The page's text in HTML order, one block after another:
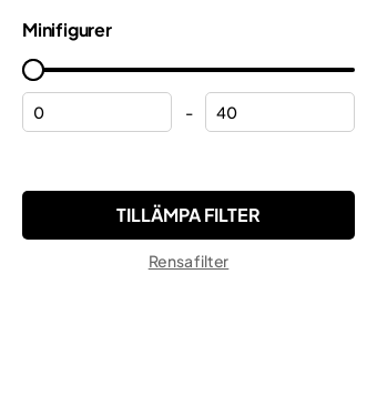
Minifigures
ONE PIECE
Pokemon™
Sonic the Hedgehog™
Hulk
Jul
Lastbilar
Modulbyggnader
Minifigurer
-
Rensa filter